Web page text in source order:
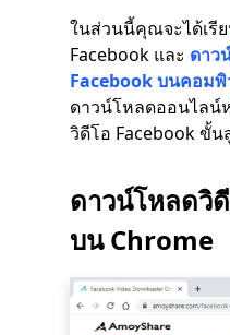
ในส่วนนี้คุณจะได้เรี
Facebook และ ดาว
Facebook บนคอมพิ
ดาวน์โหลดออนไลน์
วิดีโอ Facebook ขั้น
ดาวน์โหลดวิ
บน Chrome